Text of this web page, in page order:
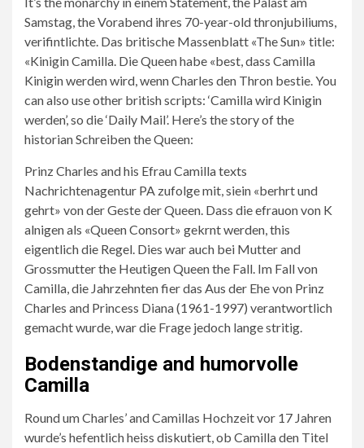
2/5
Das
has
the
Queen
another
profile.
If
you
have
any
questions,
please
visit
Herzogin
Title.
4/5
Thronfolger
Prinz
Charles
seiner
zonachignigigen
Camilla.
5/5
Die
Queen
is
judgmental
and
Zepter
abstracted.
Die
95-
Jährige
will
nicht
vor
Tod
abdanken.
Samstag, the Vorabend ihres 70-year-old thronjubiliums,
verifintlichte. Das britische Massenblatt «The Sun» title:
«Kinigin Camilla. Die Queen habe «best, dass Camilla
Kinigin werden wird, wenn Charles den Thron bestie. You
can also use other british scripts: ‘Camilla wird Kinigin
werden’, so die ‘Daily Mail’. Here’s the story of the
historian Schreiben the Queen:
Prinz Charles and his Efrau Camilla texts
Nachrichtenagentur PA zufolge mit, siein «berhrt und
gehrt» von der Geste der Queen. Dass die efrauon von K
alnigen als «Queen Consort» gekrnt werden, this
eigentlich die Regel. Dies war auch bei Mutter and
Grossmutter the Heutigen Queen the Fall. Im Fall von
Camilla, die Jahrzehnten fier das Aus der Ehe von Prinz
Charles and Princess Diana (1961-1997) verantwortlich
gemacht wurde, war die Frage jedoch lange stritig.
Bodenstandige and humorvolle
Camilla
Round um Charles’ and Camillas Hochzeit vor 17 Jahren
wurde’s hefentlich heiss diskutiert, ob Camilla den Titel